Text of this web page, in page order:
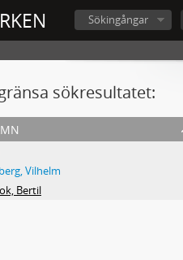
Sökingångar
sökresultatet:
Vilhelm
Bertil